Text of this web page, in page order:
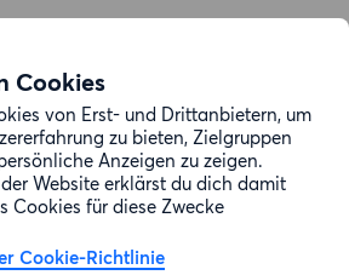
Cookies
von Erst- und Drittanbietern, um
zu bieten, Zielgruppen
Anzeigen zu zeigen.
Website erklärst du dich damit
Cookies für diese Zwecke
Cookie-Richtlinie